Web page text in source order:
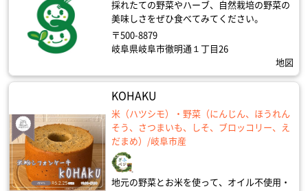
採れたての野菜やハーブ、自然栽培の野菜の
美味しさをぜひ食べてみてください。
〒500-8879
岐阜県岐阜市徹明通１丁目26
地図
KOHAKU
米（ハツシモ）・野菜（にんじん、ほうれん
そう、さつまいも、しそ、ブロッコリー、え
だまめ）/岐阜市産
地元の野菜とお米を使って、オイル不使用・